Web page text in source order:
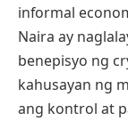
informal
Naira ay
benepisyo ng
kahusayan ng
ang kontrol at